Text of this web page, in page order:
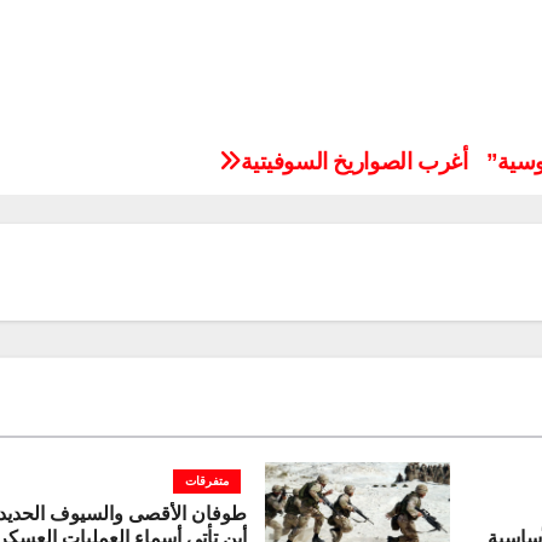
أغرب الصواريخ السوفيتية
متفرقات
طوفان الأقصى والسيوف